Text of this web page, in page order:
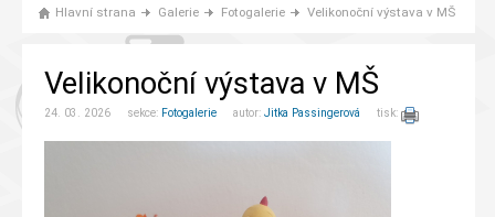
Hlavní strana Galerie Fotogalerie Velikonoční výstava v MŠ
Velikonoční výstava v MŠ
24. 03. 2026 sekce: Fotogalerie autor: Jitka Passingerová tisk: